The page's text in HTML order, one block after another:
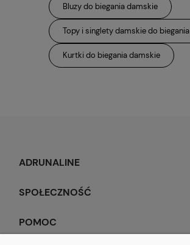
Bluzy do biegania damskie
Topy i singlety damskie do biegania
Kurtki do biegania damskie
ADRUNALINE
SPOŁECZNOŚĆ
POMOC